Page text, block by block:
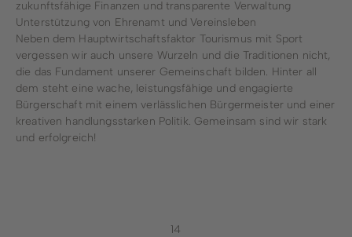
zukunftsfähige Finanzen und transparente Verwaltung
Unterstützung von Ehrenamt und Vereinsleben
Neben dem Hauptwirtschaftsfaktor Tourismus mit Sport
vergessen wir auch unsere Wurzeln und die Traditionen nicht,
die das Fundament unserer Gemeinschaft bilden. Hinter all
dem steht eine wache, leistungsfähige und engagierte
Bürgerschaft mit einem verlässlichen Bürgermeister und einer
kreativen handlungsstarken Politik. Gemeinsam sind wir stark
und erfolgreich!
14